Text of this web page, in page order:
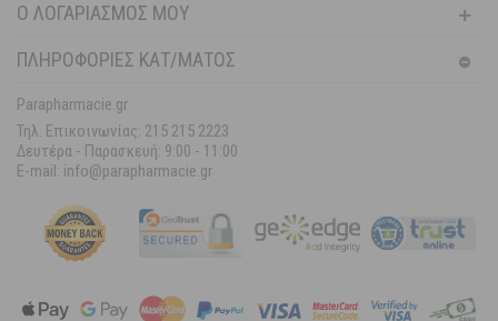
Ο ΛΟΓΑΡΙΑΣΜΌΣ ΜΟΥ
ΠΛΗΡΟΦΟΡΙΕΣ ΚΑΤ/ΜΑΤΟΣ
Parapharmacie.gr
Τηλ. Επικοινωνίας: 215 215 2223
Δευτέρα - Παρασκευή: 9:00 - 11:00
E-mail: info@parapharmacie.gr